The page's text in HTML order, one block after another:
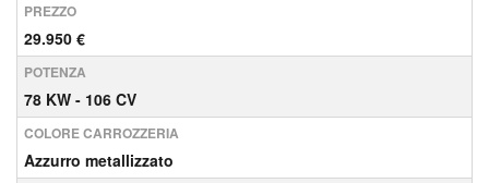
PREZZO
29.950 €
POTENZA
78 KW - 106 CV
COLORE CARROZZERIA
Azzurro metallizzato